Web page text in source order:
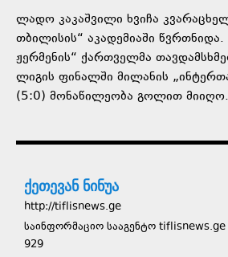
ლადო კაკაშვილი ხვიჩა
თბილისის“ აკადემიაში წვრთნიდა.
ჟერმენის“ ქართველმა
ლიგის ფინალში მილანის
(5:0) მონაწილეობა გოლით მიიღო.
ქეთევან ნინუა
http://tiflisnews.ge
საინფორმაციო სააგენტო
929